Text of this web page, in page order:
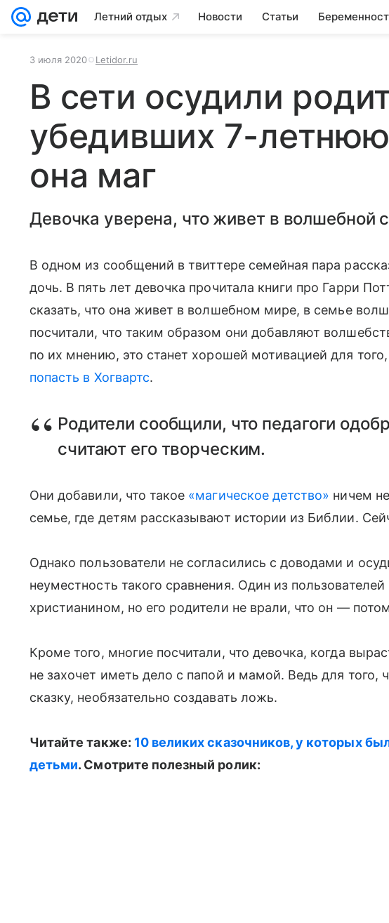
Летний отдых Новости Статьи
3 июля 2020 Letidor.ru
В сети осудили
убедивших 7-
она маг
Девочка уверена, что живет в волшебной
В одном из сообщений в твиттере семейная пара
дочь. В пять лет девочка прочитала книги про Гарри
сказать, что она живет в волшебном мире, в семье
посчитали, что таким образом они добавляют
по их мнению, это станет хорошей мотивацией для
попасть в Хогвартс.
Родители сообщили, что педагоги
считают его творческим.
Они добавили, что такое «магическое детство» ничем
семье, где детям рассказывают истории из Библии.
Однако пользователи не согласились с доводами и
неуместность такого сравнения. Один из
христианином, но его родители не врали, что он —
Кроме того, многие посчитали, что девочка, когда
не захочет иметь дело с папой и мамой. Ведь для того,
сказку, необязательно создавать ложь.
Читайте также: 10 великих сказочников, у которых
детьми. Смотрите полезный ролик: